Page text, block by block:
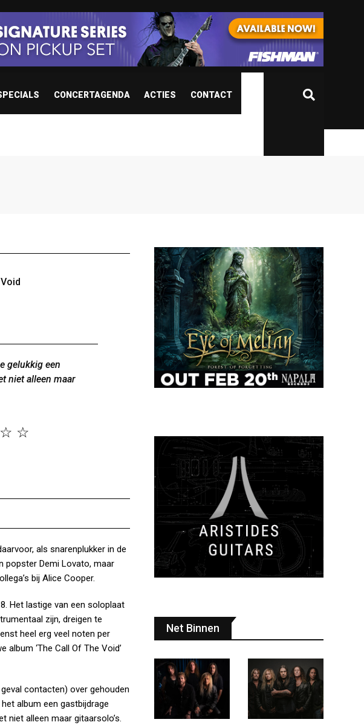
CONCERTAGENDA ACTIES CONTACT
gelukkig een
niet alleen maar
☆ ☆
als snarenplukker in de
popster Demi Lovato, maar
bij Alice Cooper.
Het lastige van een soloplaat
zijn, dreigen te
heel erg veel noten per
album ‘The Call Of The Void’
contacten) over gehouden
album een gastbijdrage
niet alleen maar gitaarsolo’s.
Net Binnen